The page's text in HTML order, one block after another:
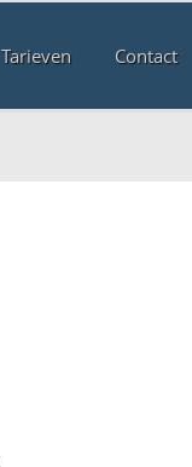
Tarieven Contact